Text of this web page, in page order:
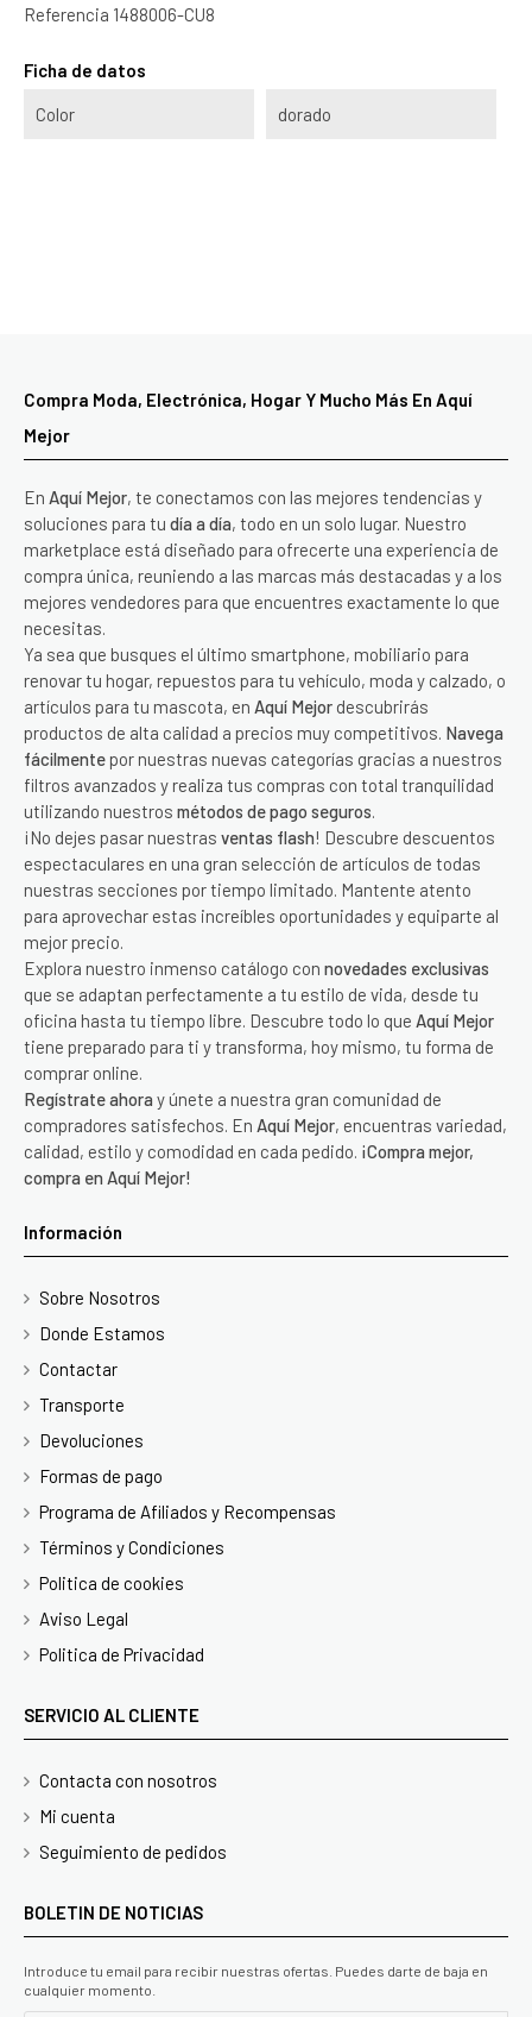
Referencia 1488006-CU8
Ficha de datos
Color dorado
Compra Moda, Electrónica, Hogar Y Mucho Más En Aquí
Mejor
En Aquí Mejor, te conectamos con las mejores tendencias y
soluciones para tu día a día, todo en un solo lugar. Nuestro
marketplace está diseñado para ofrecerte una experiencia de
compra única, reuniendo a las marcas más destacadas y a los
mejores vendedores para que encuentres exactamente lo que
necesitas.
Ya sea que busques el último smartphone, mobiliario para
renovar tu hogar, repuestos para tu vehículo, moda y calzado, o
artículos para tu mascota, en Aquí Mejor descubrirás
productos de alta calidad a precios muy competitivos. Navega
fácilmente por nuestras nuevas categorías gracias a nuestros
filtros avanzados y realiza tus compras con total tranquilidad
utilizando nuestros métodos de pago seguros.
¡No dejes pasar nuestras ventas flash! Descubre descuentos
espectaculares en una gran selección de artículos de todas
nuestras secciones por tiempo limitado. Mantente atento
para aprovechar estas increíbles oportunidades y equiparte al
mejor precio.
Explora nuestro inmenso catálogo con novedades exclusivas
que se adaptan perfectamente a tu estilo de vida, desde tu
oficina hasta tu tiempo libre. Descubre todo lo que Aquí Mejor
tiene preparado para ti y transforma, hoy mismo, tu forma de
comprar online.
Regístrate ahora y únete a nuestra gran comunidad de
compradores satisfechos. En Aquí Mejor, encuentras variedad,
calidad, estilo y comodidad en cada pedido. ¡Compra mejor,
compra en Aquí Mejor!
Información
Sobre Nosotros
Donde Estamos
Contactar
Transporte
Devoluciones
Formas de pago
Programa de Afiliados y Recompensas
Términos y Condiciones
Politica de cookies
Aviso Legal
Politica de Privacidad
SERVICIO AL CLIENTE
Contacta con nosotros
Mi cuenta
Seguimiento de pedidos
BOLETIN DE NOTICIAS
Introduce tu email para recibir nuestras ofertas. Puedes darte de baja en
cualquier momento.